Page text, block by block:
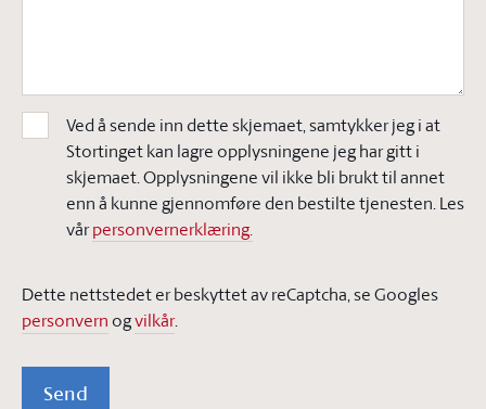
Ved å sende inn dette skjemaet, samtykker jeg i at
Stortinget kan lagre opplysningene jeg har gitt i
skjemaet. Opplysningene vil ikke bli brukt til annet
enn å kunne gjennomføre den bestilte tjenesten. Les
vårpersonvernerklæring.
Dette nettstedet er beskyttet av reCaptcha, se Googles
personvern ogvilkår.
Send